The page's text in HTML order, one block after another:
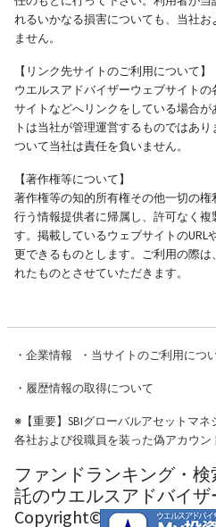
れるいかなる損害についても、当社
ません。
【リンク先サイトのご利用について】
ウエルスアドバイザーウェブサイト
サイトなどへリンクをしている場合
トは当社が管理運営するものではあ
ついて当社は責任を負いません。
【著作権等について】
著作権等の知的所有権その他一切の
行う情報提供者に帰属し、許可なく
す。掲載しているウェブサイトの
更できるものとします。ご利用の際
れたものとさせていただきます。
・ 企業情報 ・ 当サイトのご利用につ
・ 履歴情報の取得について
※【重要】SBIグローバルアセットマ
各社および役職員を装った偽アカウ
ファンドランキング・
託のウエルスアドバイザ
Copyright© Wealth